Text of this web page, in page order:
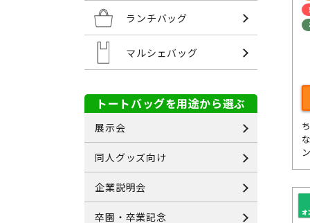
ランチバッグ
マルシェバッグ
トートバッグを用途から選ぶ
展示会
同人グッズ向け
企業説明会
卒園・卒業記念